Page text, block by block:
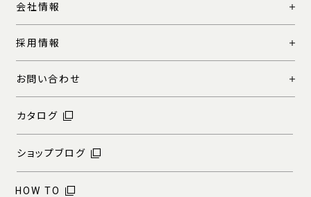
会社情報
採用情報
お問い合わせ
カタログ
ショップブログ
HOW TO